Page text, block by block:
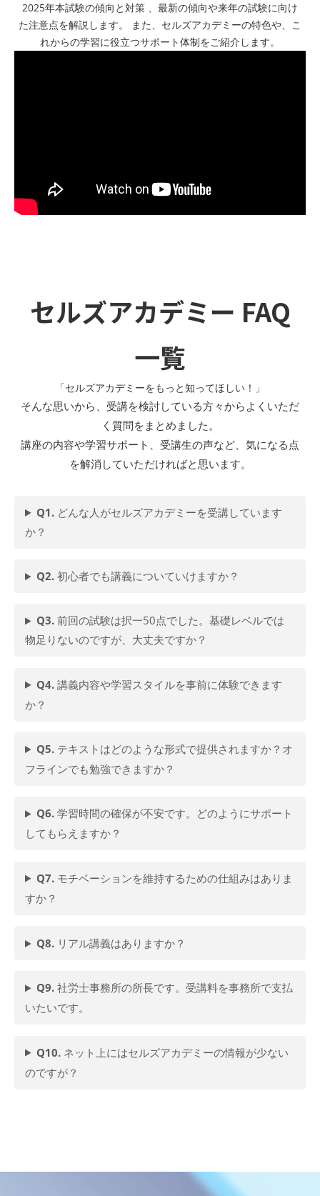
2025年本試験の傾向と対策 、最新の傾向や来年の試験に向け
た注意点を解説します。 また、セルズアカデミーの特色や、こ
れからの学習に役立つサポート体制をご紹介します。
セルズアカデミー FAQ
一覧
「セルズアカデミーをもっと知ってほしい！」
そんな思いから、受講を検討している方々からよくいただ
く質問をまとめました。
講座の内容や学習サポート、受講生の声など、気になる点
を解消していただければと思います。
Q1. どんな人がセルズアカデミーを受講しています
か？
Q2.初心者でも講義についていけますか？
Q3.前回の試験は択一50点でした。基礎レベルでは
物足りないのですが、大丈夫ですか？
Q4.講義内容や学習スタイルを事前に体験できます
か？
Q5. テキストはどのような形式で提供されますか？オ
フラインでも勉強できますか？
Q6.学習時間の確保が不安です。どのようにサポート
してもらえますか？
Q7. モチベーションを維持するための仕組みはありま
すか？
Q8. リアル講義はありますか？
Q9.社労士事務所の所長です。受講料を事務所で支払
いたいです。
Q10. ネット上にはセルズアカデミーの情報が少ない
のですが？